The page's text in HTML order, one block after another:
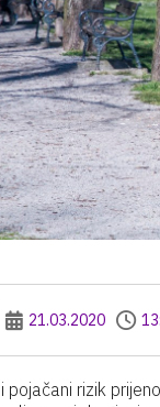
21.03.2020
pojačani rizik